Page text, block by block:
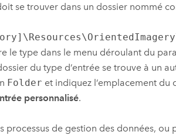
se trouver dans un dossier nommé
le type dans le menu déroulant du
du type d’entrée se trouve à un
Folder et indiquez l’emplacement du
personnalisé.
processus de gestion des données, ou